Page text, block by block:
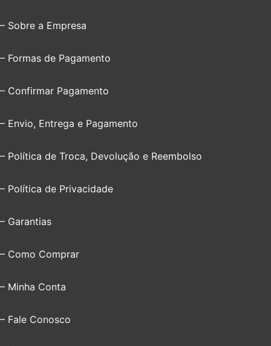
– Sobre a Empresa
– Formas de Pagamento
– Confirmar Pagamento
– Envio, Entrega e Pagamento
– Política de Troca, Devolução e Reembolso
– Política de Privacidade
– Garantias
– Como Comprar
– Minha Conta
– Fale Conosco